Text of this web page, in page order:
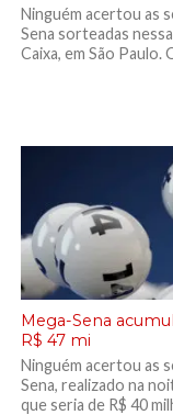
Ninguém acertou as
Sena sorteadas
Caixa, em São Paulo.
Mega-Sena
R$ 47 mi
Ninguém acertou as
Sena, realizado na
que seria de R$ 40